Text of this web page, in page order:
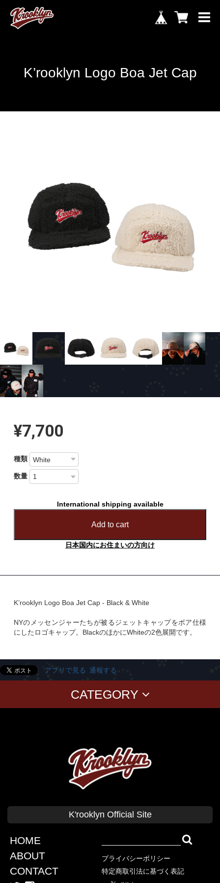
K’rooklyn Logo Boa Jet Cap
¥7,700
種類
数量
International shipping available
Add to cart
日本国内にお住まいの方向け
K’rooklyn Logo Boa Jet Cap - Black & White
NYのメッセンジャーたちが被るジェットキャップをボア仕様
にしたロゴキャップ。BlackのほかにWhiteの2色展開です。
アプリで見る 通報する
CATEGORY
T-SHIRTS PANTS CAP GOODS
CLASSICS
T-SHIRT
SWEAT
CAP
SHORT PANTS
TANK TOP
COLLABORATION
cherry chill will.
上岡 拓也
OUTER
K'rooklyn Official Site
HOME
ABOUT
CONTACT
プライバシーポリシー
特定商取引法に基づく表記